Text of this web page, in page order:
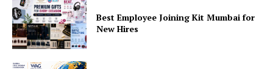
Best Employee Joining Kit Mumbai for
New Hires